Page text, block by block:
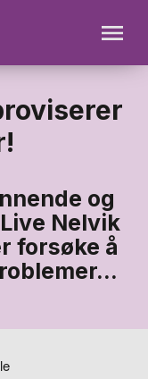
og
Nelvik
forsøke å